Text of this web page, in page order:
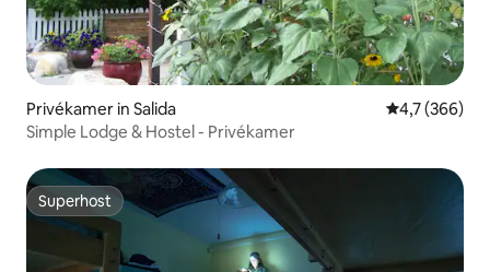
Privékamer in Salida Gemiddelde
4,7 (366)
Simple Lodge & Hostel - Privékamer
Superhost
Superhost